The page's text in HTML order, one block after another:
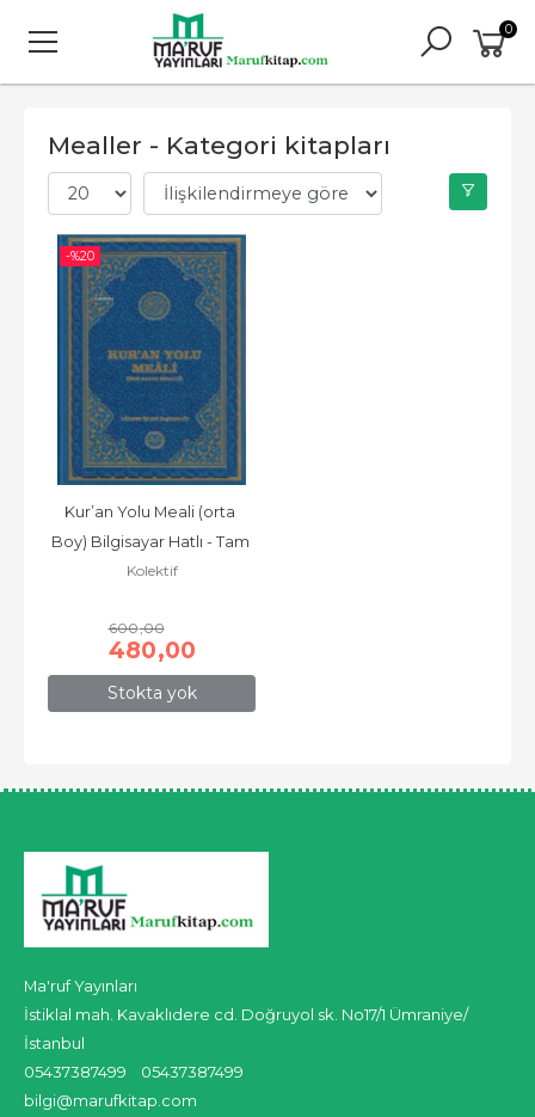
0
Mealler - Kategori kitapları
-%20
Stokta yok
Kur’an Yolu Meali (orta
Boy) Bilgisayar Hatlı - Tam
Sayfa Mealli (ciltli)
Kolektif
600,00
480,00
Ma'ruf Yayınları
İstiklal mah. Kavaklıdere cd. Doğruyol sk. No17/1 Ümraniye/
İstanbul
05437387499
05437387499
bilgi@marufkitap.com